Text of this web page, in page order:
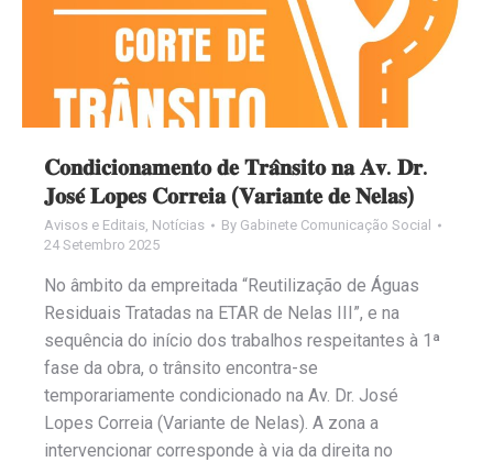
𝐂𝐨𝐧𝐝𝐢𝐜𝐢𝐨𝐧𝐚𝐦𝐞𝐧𝐭𝐨 𝐝𝐞 𝐓𝐫𝐚̂𝐧𝐬𝐢𝐭𝐨 𝐧𝐚 𝐀𝐯. 𝐃𝐫.
𝐉𝐨𝐬𝐞́ 𝐋𝐨𝐩𝐞𝐬 𝐂𝐨𝐫𝐫𝐞𝐢𝐚 (𝐕𝐚𝐫𝐢𝐚𝐧𝐭𝐞 𝐝𝐞 𝐍𝐞𝐥𝐚𝐬)
Avisos e Editais Notícias By Gabinete Comunicação Social
24 Setembro 2025
No âmbito da empreitada “Reutilização de Águas
Residuais Tratadas na ETAR de Nelas III”, e na
sequência do início dos trabalhos respeitantes à 1ª
fase da obra, o trânsito encontra-se
temporariamente condicionado na Av. Dr. José
Lopes Correia (Variante de Nelas). A zona a
intervencionar corresponde à via da direita no